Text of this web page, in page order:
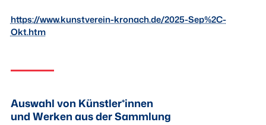
https://www.kunstverein-kronach.de/2025-Sep%2C-
Okt.htm
Auswahl von Künstler*innen
und Werken aus der Sammlung